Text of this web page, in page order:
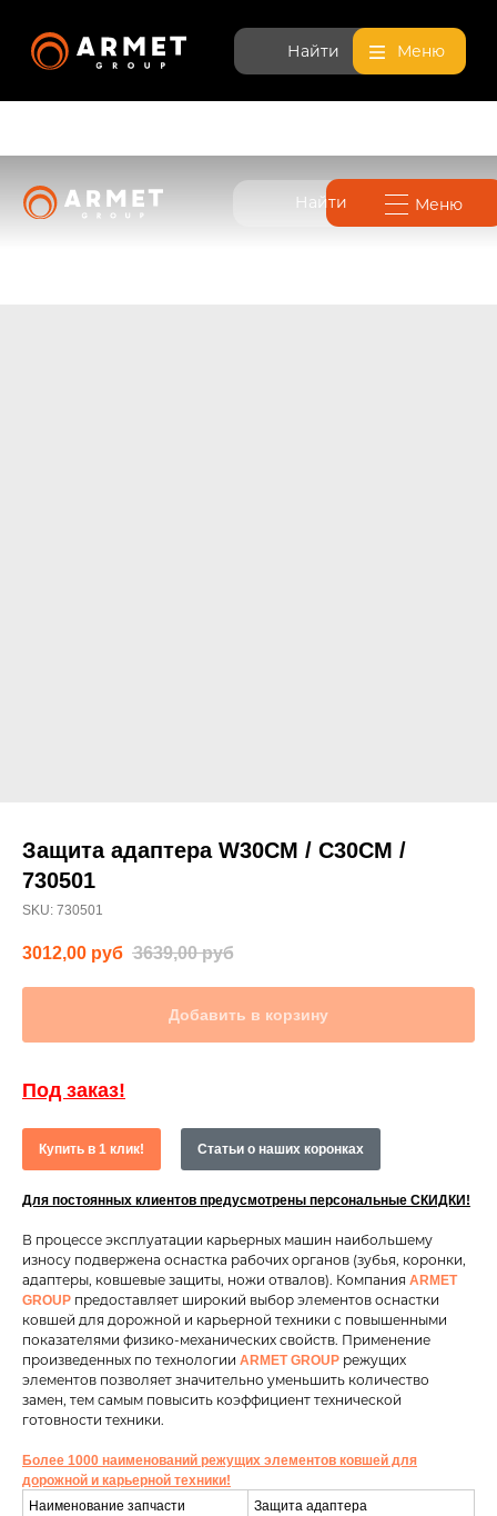
Найти
Защита адаптера W30CM / C30CM /
730501
SKU: 730501
3012,00 руб 3639,00 руб
Добавить в корзину
Под заказ!
Купить в 1 клик! Статьи о наших коронках
Для постоянных клиентов предусмотрены персональные СКИДКИ!
В процессе эксплуатации карьерных машин наибольшему
износу подвержена оснастка рабочих органов (зубья, коронки,
адаптеры, ковшевые защиты, ножи отвалов). Компания ARMET
GROUP предоставляет широкий выбор элементов оснастки
ковшей для дорожной и карьерной техники с повышенными
показателями физико-механических свойств. Применение
произведенных по технологии ARMET GROUP режущих
элементов позволяет значительно уменьшить количество
замен, тем самым повысить коэффициент технической
готовности техники.
Более 1000 наименований режущих элементов ковшей для
дорожной и карьерной техники!
Наименование запчасти
Защита адаптера